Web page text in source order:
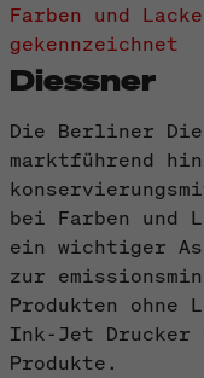
Farben und
gekennzeichnet
Diessner
Die Berliner
marktführend
bei Farben und
ein wichtiger
zur
Produkten ohne
Ink-Jet Drucker
Produkte.